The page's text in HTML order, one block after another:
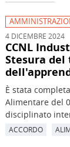
4 DICEMBRE 2024
CCNL
Stesura
È stata
Alimentare del
disciplinato
ACCORDO